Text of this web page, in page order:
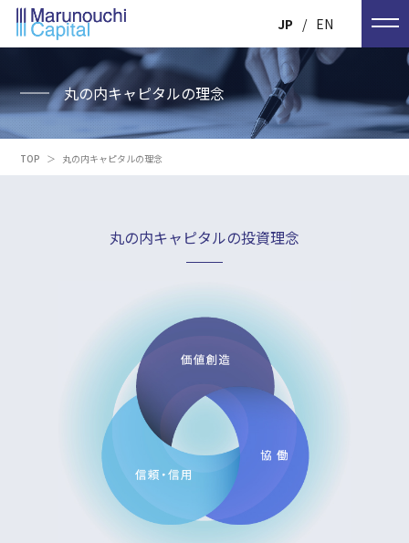
EN
JP
丸の内キャピタルの理念
TOP ＞ 丸の内キャピタルの理念
丸の内キャピタルの投資理念